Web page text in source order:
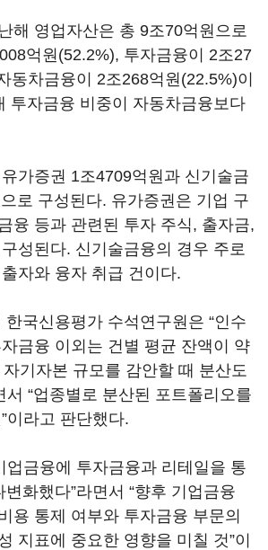
해 영업자산은 총 9조70억원으로
억원(52.2%), 투자금융이 2조27
동차금융이 2조268억원(22.5%)이
투자금융 비중이 자동차금융보다
가증권 1조4709억원과 신기술금
로 구성된다. 유가증권은 기업 구
융 등과 관련된 투자 주식, 출자금,
성된다. 신기술금융의 경우 주로
자와 융자 취급 건이다.
국신용평가 수석연구원은 “인수
금융 이외는 건별 평균 잔액이 약
기자본 규모를 감안할 때 분산도
서 “업종별로 분산된 포트폴리오를
이라고 판단했다.
업금융에 투자금융과 리테일을 통
화했다”라면서 “향후 기업금융
용 통제 여부와 투자금융 부문의
지표에 중요한 영향을 미칠 것”이